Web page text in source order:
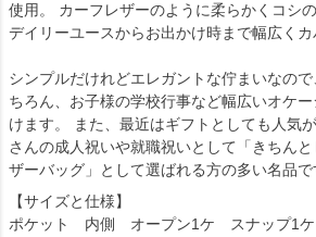
使用。 カーフレザーのように柔らかくコシ
デイリーユースからお出かけ時まで幅広くカ
シンプルだけれどエレガントな佇まいなの
ちろん、お子様の学校行事など幅広いオケ
けます。 また、最近はギフトとしても人気
さんの成人祝いや就職祝いとして「きちん
ザーバッグ」として選ばれる方の多い名品で
【サイズと仕様】
ポケット 内側 オープン1ケ スナップ1